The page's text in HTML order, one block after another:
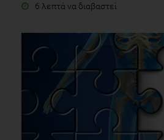
6 λεπτά να διαβαστεί